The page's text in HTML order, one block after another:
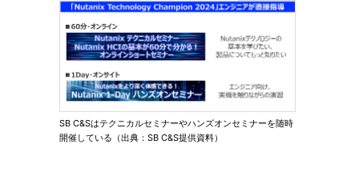
SB C&Sはテクニカルセミナーやハンズオンセミナーを随時
開催している（出典：SB C&S提供資料）